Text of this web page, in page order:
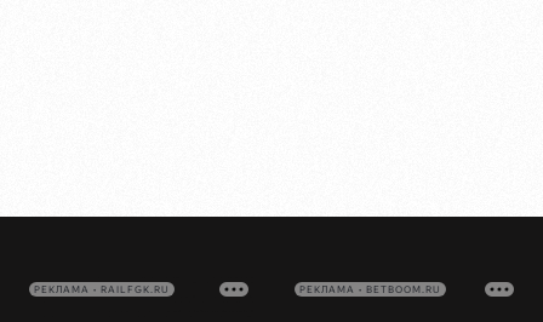
РЕКЛАМА • RAILFGK.RU РЕКЛАМА • BETBOOM.RU